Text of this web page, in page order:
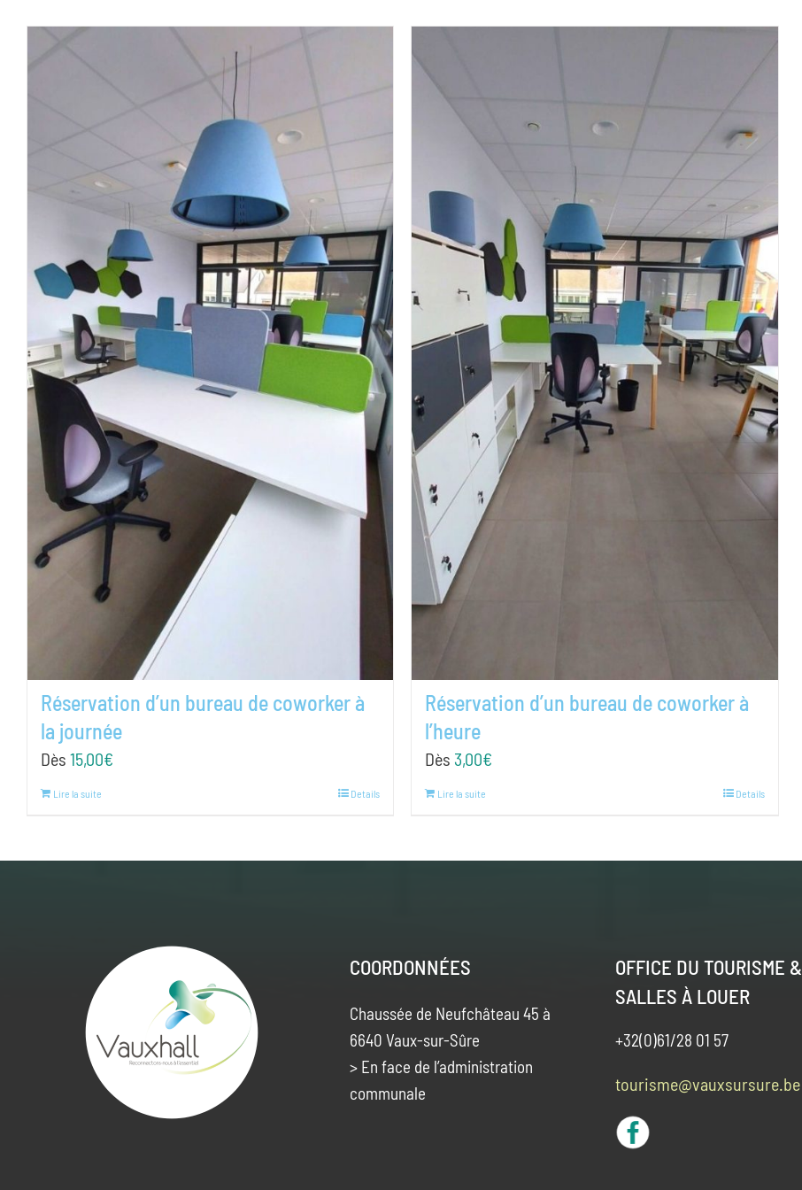
Réservation d’un bureau de coworker à
la journée
Dès 15,00€
Lire la suite Details
Réservation d’un bureau de coworker à
l’heure
Dès 3,00€
Lire la suite Details
COORDONNÉES
Chaussée de Neufchâteau 45 à
6640 Vaux-sur-Sûre
> En face de l’administration
communale
OFFICE DU TOURISME &
SALLES À LOUER
+32(0)61/28 01 57
tourisme@vauxsursure.be